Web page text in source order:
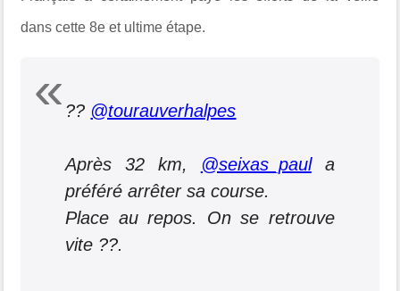
dans cette 8e et ultime étape.
?? @tourauverhalpes
Après 32 km, @seixas_paula
préféré arrêter sa course.
Place au repos. On se retrouve
vite ??.